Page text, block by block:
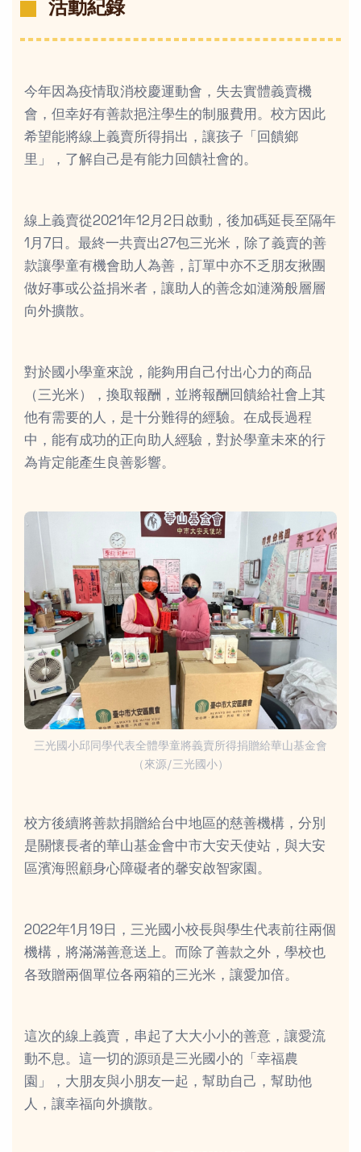
活動紀錄
今年因為疫情取消校慶運動會，失去實體義賣機
會，但幸好有善款挹注學生的制服費用。校方因此
希望能將線上義賣所得捐出，讓孩子「回饋鄉
里」，了解自己是有能力回饋社會的。
線上義賣從2021年12月2日啟動，後加碼延長至隔年
1月7日。最終一共賣出27包三光米，除了義賣的善
款讓學童有機會助人為善，訂單中亦不乏朋友揪團
做好事或公益捐米者，讓助人的善念如漣漪般層層
向外擴散。
對於國小學童來說，能夠用自己付出心力的商品
（三光米），換取報酬，並將報酬回饋給社會上其
他有需要的人，是十分難得的經驗。在成長過程
中，能有成功的正向助人經驗，對於學童未來的行
為肯定能產生良善影響。
三光國小邱同學代表全體學童將義賣所得捐贈給華山基金會
（來源/三光國小）
校方後續將善款捐贈給台中地區的慈善機構，分別
是關懷長者的華山基金會中市大安天使站，與大安
區濱海照顧身心障礙者的馨安啟智家園。
2022年1月19日，三光國小校長與學生代表前往兩個
機構，將滿滿善意送上。而除了善款之外，學校也
各致贈兩個單位各兩箱的三光米，讓愛加倍。
這次的線上義賣，串起了大大小小的善意，讓愛流
動不息。這一切的源頭是三光國小的「幸福農
園」，大朋友與小朋友一起，幫助自己，幫助他
人，讓幸福向外擴散。